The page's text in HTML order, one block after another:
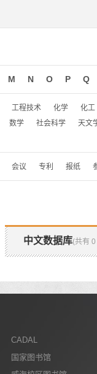
M N O P Q
工程技术 化学 化工
数学 社会科学 天文
会议 专利 报纸
中文数据库(共有 0
CADAL
国家图书馆